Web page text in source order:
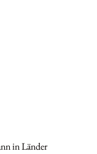
in Länder